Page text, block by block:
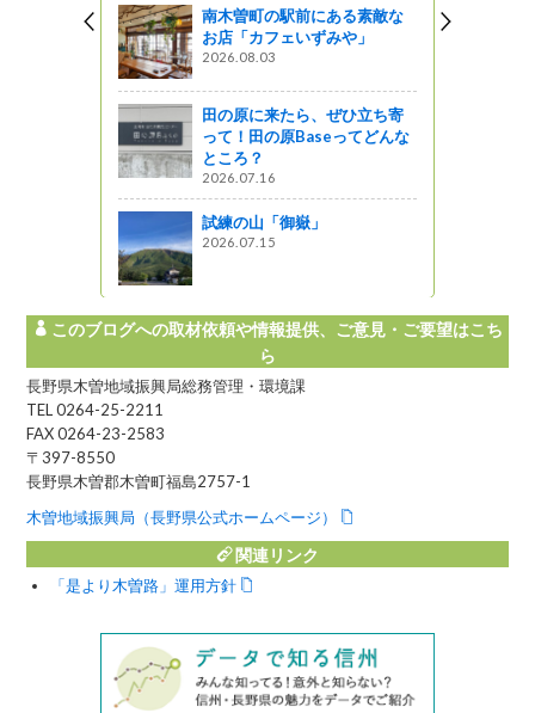
南木曽町の駅前にある素敵な
お店「カフェいずみや」
2026.08.03
田の原に来たら、ぜひ立ち寄
って！田の原Baseってどんな
ところ？
2026.07.16
試練の山「御嶽」
2026.07.15
このブログへの取材依頼や情報提供、ご意見・ご要望はこち
ら
長野県木曽地域振興局総務管理・環境課
TEL 0264-25-2211
FAX 0264-23-2583
〒397-8550
長野県木曽郡木曽町福島2757-1
木曽地域振興局（長野県公式ホームページ）
関連リンク
「是より木曽路」運用方針